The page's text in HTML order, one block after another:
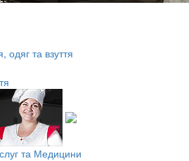
та взуття
та Медицини